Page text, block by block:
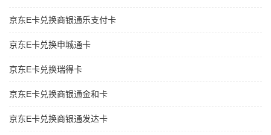
京东E卡兑换商银通乐支付卡
京东E卡兑换申城通卡
京东E卡兑换瑞得卡
京东E卡兑换商银通金和卡
京东E卡兑换商银通发达卡